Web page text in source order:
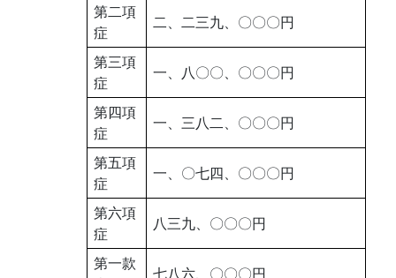
第二項
症
二、二三九、〇〇〇円
第三項
症
一、八〇〇、〇〇〇円
第四項
症
一、三八二、〇〇〇円
第五項
症
一、〇七四、〇〇〇円
第六項
症
八三九、〇〇〇円
第一款
七八六、〇〇〇円